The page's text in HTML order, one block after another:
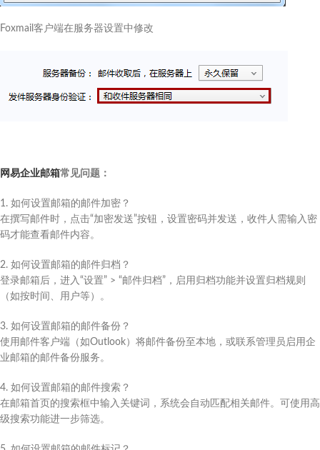
Foxmail客户端在服务器设置中修改
网易企业邮箱常见问题：
1. 如何设置邮箱的邮件加密？
在撰写邮件时，点击“加密发送”按钮，设置密码并发送，收件人需输入密
码才能查看邮件内容。
2. 如何设置邮箱的邮件归档？
登录邮箱后，进入“设置” > “邮件归档”，启用归档功能并设置归档规则
（如按时间、用户等）。
3. 如何设置邮箱的邮件备份？
使用邮件客户端（如Outlook）将邮件备份至本地，或联系管理员启用企
业邮箱的邮件备份服务。
4. 如何设置邮箱的邮件搜索？
在邮箱首页的搜索框中输入关键词，系统会自动匹配相关邮件。可使用高
级搜索功能进一步筛选。